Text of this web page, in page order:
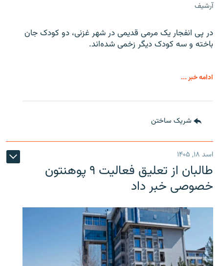
آرشیف
در پی انفجار یک مرمی قدیمی در شهر غزنی، دو کودک جان
باخته و سه کودک دیگر زخمی شده‌اند.
ادامه خبر ...
شریک ساختن
اسد ۱۸, ۱۴۰۵
طالبان از تعلیق فعالیت ۹ پوهنتون
خصوصی خبر داد